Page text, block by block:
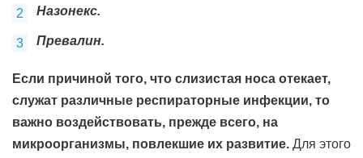
Назонекс.
Превалин.
Если причиной того, что слизистая носа отекает,
служат различные респираторные инфекции, то
важно воздействовать, прежде всего, на
микроорганизмы, повлекшие их развитие. Для этого